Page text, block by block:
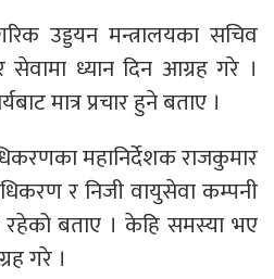
उड्डयन मन्त्रालयका सचिव
सेवामा ध्यान दिन आग्रह गरे ।
मात्र प्रचार हुने बताए ।
महानिर्देशक राजकुमार
र निजी वायुसेवा कम्पनी
बताए । केहि समस्या भए
गरे ।